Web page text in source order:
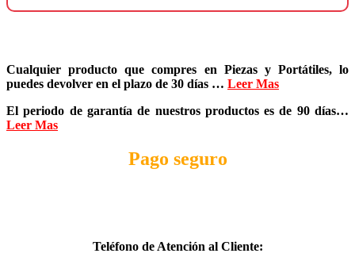
Cualquier producto que compres en Piezas y Portátiles, lo
puedes devolver en el plazo de 30 días … Leer Mas
El periodo de garantía de nuestros productos es de 90 días…
Leer Mas
Pago seguro
Teléfono de Atención al Cliente: